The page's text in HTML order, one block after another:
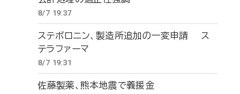
8/7 19:37
ステボロニン、製造所追加の一変申請 ス
テラファーマ
8/7 19:31
佐藤製薬、熊本地震で義援金